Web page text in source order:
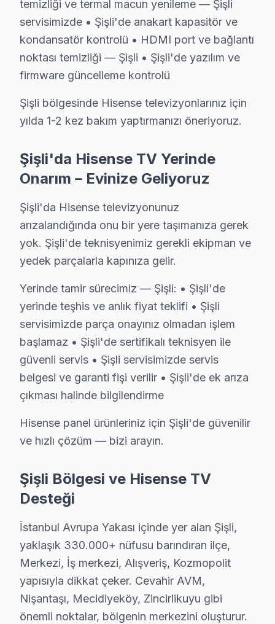
Murat T. — Hisense Servis Uzmanı
12 yıllık Hisense TV tamir deneyimi. Şişli ve çevre ilçelere
· Hisense fabrika servis sertifikası
· Orijinal ve OEM yedek parça tedarikçisi
Şişli Servis İstatistikleri
· Ortalama tamir süresi:1–2 iş günü
· Tüm işlemler2 yıl garantili
Bu sayfayla ilgili hizmet sayfaları:
↑ Hisense Servis Ana Sayfası
Şişli Yakın İlçelerde Hisense Servisi
· Arnavutköy Hisense
· Avcılar Hisense
· Bağcılar Hisense
· Bahçelievler Hisense
· Bakırköy Hisense
· Başakşehir Hisense
· Bayrampaşa Hisense
· Beşiktaş Hisense
· Şişli Sony
· Şişli Philips
· Şişli Hi-Level
· Şişli iFFALCON
· Şişli Samsung
· Şişli LG
temizliği ve termal macun yenileme — Şişli
servisimizde • Şişli'de anakart kapasitör ve
kondansatör kontrolü • HDMI port ve bağlantı
noktası temizliği — Şişli • Şişli'de yazılım ve
firmware güncelleme kontrolü
Şişli bölgesinde Hisense televizyonlarınız için
yılda 1-2 kez bakım yaptırmanızı öneriyoruz.
Şişli'da Hisense TV Yerinde
Onarım – Evinize Geliyoruz
Şişli'da Hisense televizyonunuz
arızalandığında onu bir yere taşımanıza gerek
yok. Şişli'de teknisyenimiz gerekli ekipman ve
yedek parçalarla kapınıza gelir.
Yerinde tamir sürecimiz — Şişli: • Şişli'de
yerinde teşhis ve anlık fiyat teklifi • Şişli
servisimizde parça onayınız olmadan işlem
başlamaz • Şişli'de sertifikalı teknisyen ile
güvenli servis • Şişli servisimizde servis
belgesi ve garanti fişi verilir • Şişli'de ek arıza
çıkması halinde bilgilendirme
Hisense panel ürünleriniz için Şişli'de güvenilir
ve hızlı çözüm — bizi arayın.
Şişli Bölgesi ve Hisense TV
Desteği
İstanbul Avrupa Yakası içinde yer alan Şişli,
yaklaşık 330.000+ nüfusu barındıran ilçe,
Merkezi, İş merkezi, Alışveriş, Kozmopolit
yapısıyla dikkat çeker. Cevahir AVM,
Nişantaşı, Mecidiyeköy, Zincirlikuyu gibi
önemli noktalar, bölgenin merkezini oluşturur.